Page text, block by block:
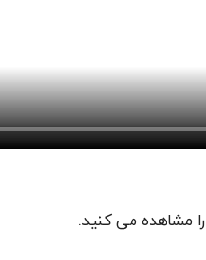
را مشاهده می کنید.